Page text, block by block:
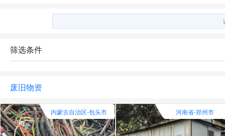
筛选条件
废旧物资
内蒙古自治区-包头市 河南省-郑州市